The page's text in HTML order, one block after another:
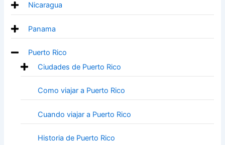
Nicaragua
Panama
Puerto Rico
Ciudades de Puerto Rico
Como viajar a Puerto Rico
Cuando viajar a Puerto Rico
Historia de Puerto Rico